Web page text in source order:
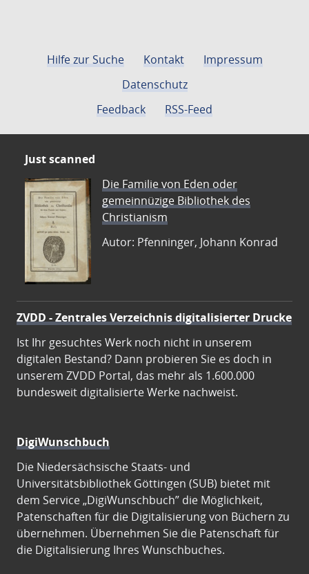
Hilfe zur Suche Kontakt
Impressum
Datenschutz
Feedback
RSS-Feed
Just scanned
Die Familie von Eden oder
gemeinnüzige Bibliothek des
Christianism
Autor: Pfenninger, Johann Konrad
ZVDD - Zentrales Verzeichnis digitalisierter Drucke
Ist Ihr gesuchtes Werk noch nicht in unserem
digitalen Bestand? Dann probieren Sie es doch in
unserem ZVDD Portal, das mehr als 1.600.000
bundesweit digitalisierte Werke nachweist.
DigiWunschbuch
Die Niedersächsische Staats- und
Universitätsbibliothek Göttingen (SUB) bietet mit
dem Service „DigiWunschbuch” die Möglichkeit,
Patenschaften für die Digitalisierung von Büchern zu
übernehmen. Übernehmen Sie die Patenschaft für
die Digitalisierung Ihres Wunschbuches.